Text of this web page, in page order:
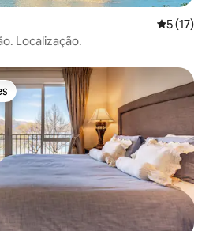
5 de uma
5 (17)
Localização.